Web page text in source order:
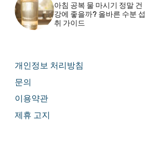
아침 공복 물 마시기 정말 건
강에 좋을까? 올바른 수분 섭
취 가이드
개인정보 처리방침
문의
이용약관
제휴 고지